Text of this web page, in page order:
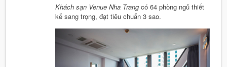
Khách sạn Venue Nha Trang có 64 phòng ngủ thiết
kế sang trọng, đạt tiêu chuẩn 3 sao.